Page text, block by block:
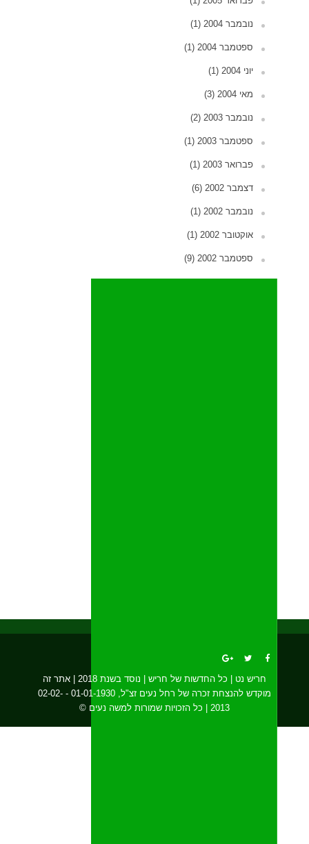
חריש נט | כל החדשות של חריש | נוסד בשנת 2018 | אתר זה
מוקדש להנצחת זכרה של רחל נעים זצ"ל, 01-01-1930 - 02-02-